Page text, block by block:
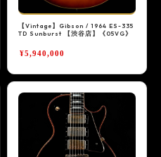
【Vintage】Gibson / 1964 ES-335
TD Sunburst 【渋谷店】《05VG》
¥5,940,000
会員登録
ご利用規約